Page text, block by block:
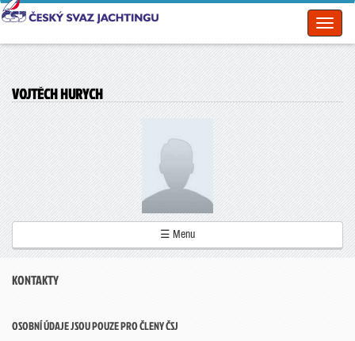
VOJTĚCH HURYCH
☰ Menu
KONTAKTY
OSOBNÍ ÚDAJE JSOU POUZE PRO ČLENY ČSJ